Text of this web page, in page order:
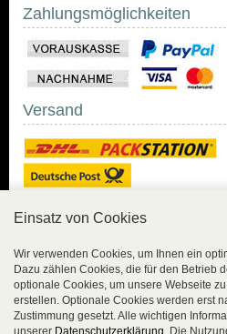
Zahlungsmöglichkeiten
Versand
Sicher
Trusted
Geld-zurück-
Einsatz von Cookies
Wir verwenden Cookies, um Ihnen ein
Dazu zählen Cookies, die für den Betrieb
optionale Cookies, um unsere Webseite
erstellen. Optionale Cookies werden erst
Zustimmung gesetzt. Alle wichtigen
unserer Datenschutzerklärung . Die